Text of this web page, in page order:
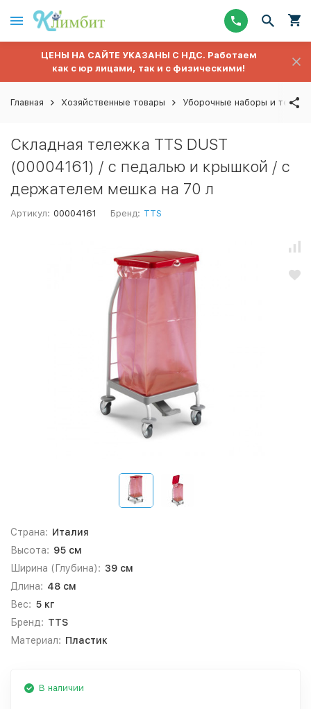
ЦЕНЫ НА САЙТЕ УКАЗАНЫ С НДС. Работаем
как с юр лицами, так и с физическими!
Главная Хозяйственные товары Уборочные наборы и
Складная тележка TTS DUST
(00004161) / с педалью и крышкой / с
держателем мешка на 70 л
Артикул: 00004161 Бренд: TTS
Страна: Италия
Высота: 95 см
Ширина (Глубина): 39 см
Длина: 48 см
Вес: 5 кг
Бренд: TTS
Материал: Пластик
В наличии